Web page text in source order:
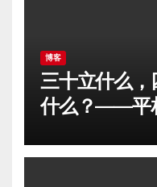
博客
三十立什么
什么？——平